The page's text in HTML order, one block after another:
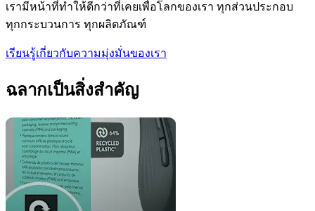
เรามีหน้าที่ทำให้ดีกว่าที่เคยเพื่อโลกของเรา ทุกส่วนประกอบ
ทุกกระบวนการ ทุกผลิตภัณฑ์
เรียนรู้เกี่ยวกับความมุ่งมั่นของเรา
ฉลากเป็นสิ่งสำคัญ